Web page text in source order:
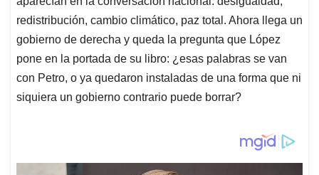
redistribución, cambio climático, paz total. Ahora llega un
gobierno de derecha y queda la pregunta que López
pone en la portada de su libro: ¿esas palabras se van
con Petro, o ya quedaron instaladas de una forma que ni
siquiera un gobierno contrario puede borrar?